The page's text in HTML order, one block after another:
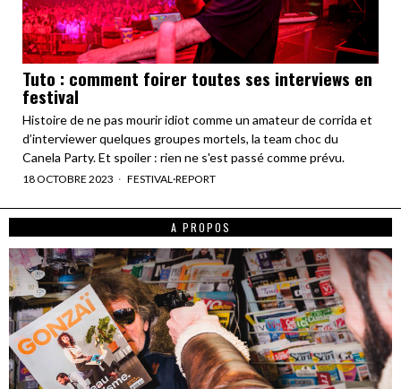
Tuto : comment foirer toutes ses interviews en
festival
Histoire de ne pas mourir idiot comme un amateur de corrida et
d’interviewer quelques groupes mortels, la team choc du
Canela Party. Et spoiler : rien ne s'est passé comme prévu.
18 OCTOBRE 2023 FESTIVAL·REPORT
A PROPOS